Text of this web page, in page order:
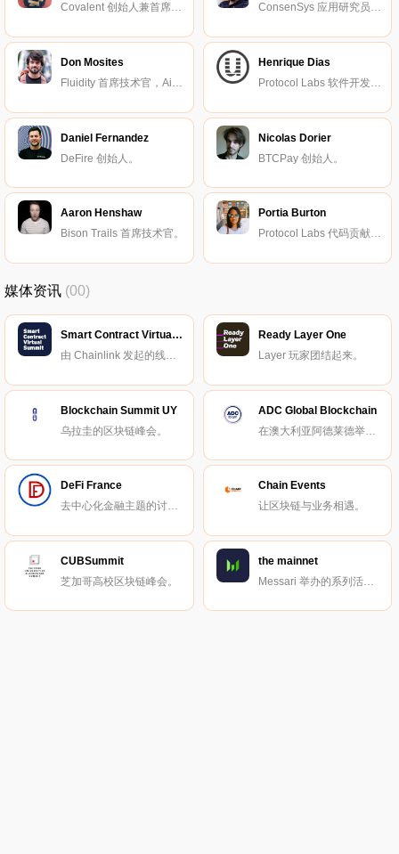
Covalent 创始人兼首席执行官。
ConsenSys 应用研究员和开发工程师。
Don Mosites
Fluidity 首席技术官，AirSwap 联合创始人。
Henrique Dias
Protocol Labs 软件开发工程师。
Daniel Fernandez
DeFire 创始人。
Nicolas Dorier
BTCPay 创始人。
Aaron Henshaw
Bison Trails 首席技术官。
Portia Burton
Protocol Labs 代码贡献者。
媒体资讯 (00)
Smart Contract Virtual Summit
由 Chainlink 发起的线上峰会。
Ready Layer One
Layer 玩家团结起来。
Blockchain Summit UY
乌拉圭的区块链峰会。
ADC Global Blockchain
DeFi France
去中心化金融主题的讨论与交流小组。
Chain Events
让区块链与业务相遇。
CUBSummit
芝加哥高校区块链峰会。
the mainnet